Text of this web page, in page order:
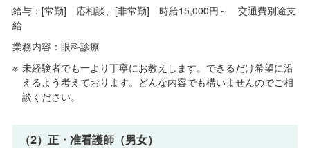
給与：[常勤] 応相談、[非常勤] 時給15,000円～ 交通費別途支
給
業務内容：眼科診療
未経験者でも一より丁寧にお教えします。できるだけ希望に沿
えるよう考えております。どんな内容でも構いませんのでご相
談ください。
（2）正・准看護師（男女）